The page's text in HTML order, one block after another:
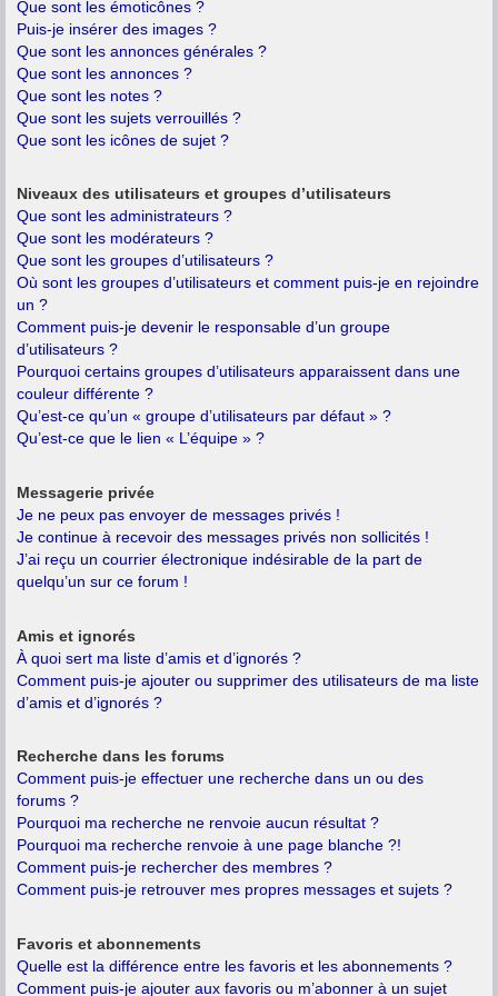
Que sont les émoticônes ?
Puis-je insérer des images ?
Que sont les annonces générales ?
Que sont les annonces ?
Que sont les notes ?
Que sont les sujets verrouillés ?
Que sont les icônes de sujet ?
Niveaux des utilisateurs et groupes d’utilisateurs
Que sont les administrateurs ?
Que sont les modérateurs ?
Que sont les groupes d’utilisateurs ?
Où sont les groupes d’utilisateurs et comment puis-je en rejoindre
un ?
Comment puis-je devenir le responsable d’un groupe
d’utilisateurs ?
Pourquoi certains groupes d’utilisateurs apparaissent dans une
couleur différente ?
Qu’est-ce qu’un « groupe d’utilisateurs par défaut » ?
Qu’est-ce que le lien « L’équipe » ?
Messagerie privée
Je ne peux pas envoyer de messages privés !
Je continue à recevoir des messages privés non sollicités !
J’ai reçu un courrier électronique indésirable de la part de
quelqu’un sur ce forum !
Amis et ignorés
À quoi sert ma liste d’amis et d’ignorés ?
Comment puis-je ajouter ou supprimer des utilisateurs de ma liste
d’amis et d’ignorés ?
Recherche dans les forums
Comment puis-je effectuer une recherche dans un ou des
forums ?
Pourquoi ma recherche ne renvoie aucun résultat ?
Pourquoi ma recherche renvoie à une page blanche ?!
Comment puis-je rechercher des membres ?
Comment puis-je retrouver mes propres messages et sujets ?
Favoris et abonnements
Quelle est la différence entre les favoris et les abonnements ?
Comment puis-je ajouter aux favoris ou m’abonner à un sujet